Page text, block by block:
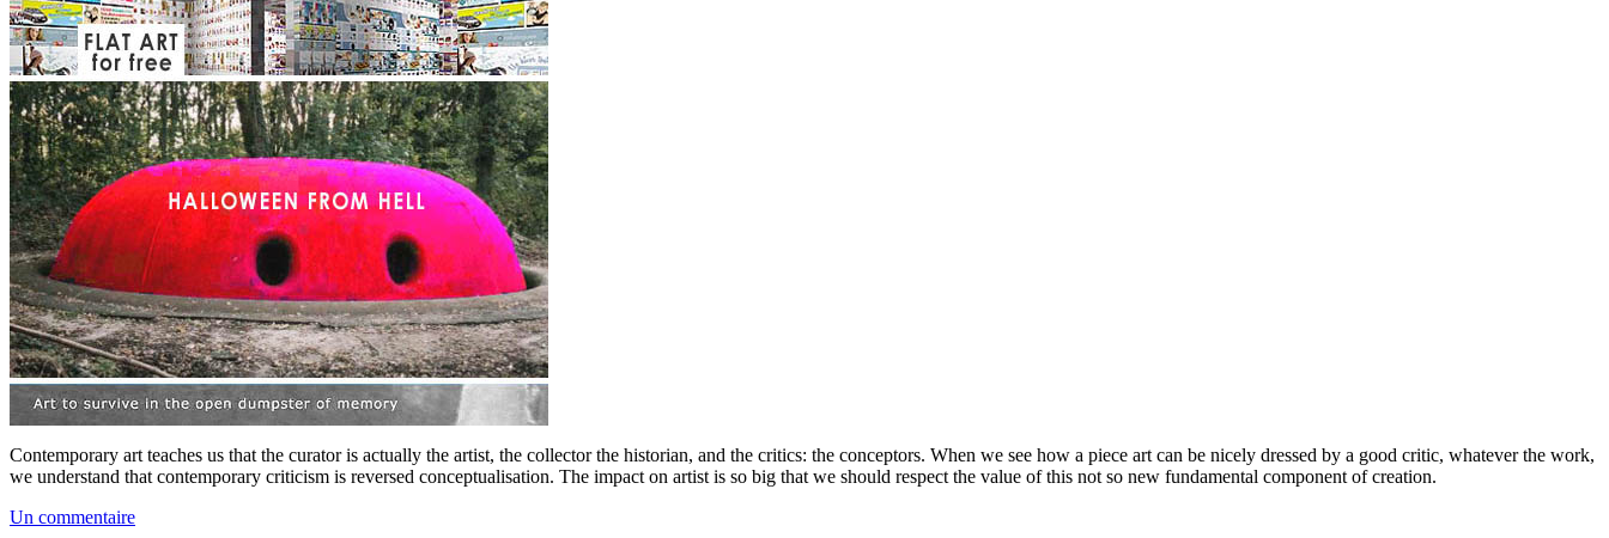
Contemporary art teaches us that the curator is actually the artist, the collector the historian, and the critics: the conceptors. When we see how a piece art can be nicely dressed by a good critic, whatever the work,
we understand that contemporary criticism is reversed conceptualisation. The impact on artist is so big that we should respect the value of this not so new fundamental component of creation.
Un commentaire